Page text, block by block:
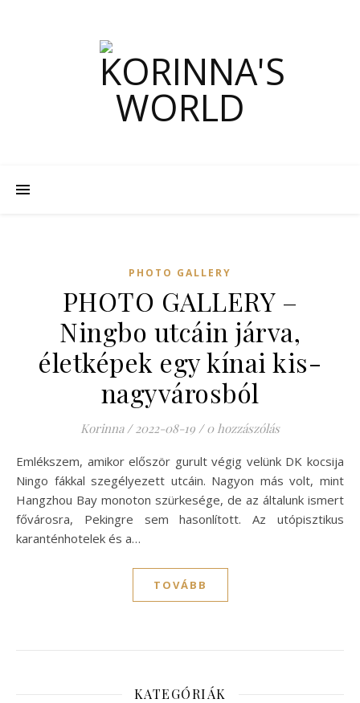
PHOTO GALLERY
PHOTO GALLERY –
Ningbo utcáin járva,
életképek egy kínai kis-
nagyvárosból
Korinna / 2022-08-19 / 0 hozzászólás
Emlékszem, amikor először gurult végig velünk DK kocsija
Ningo fákkal szegélyezett utcáin. Nagyon más volt, mint
Hangzhou Bay monoton szürkesége, de az általunk ismert
fővárosra, Pekingre sem hasonlított. Az utópisztikus
karanténhotelek és a…
TOVÁBB
KATEGÓRIÁK